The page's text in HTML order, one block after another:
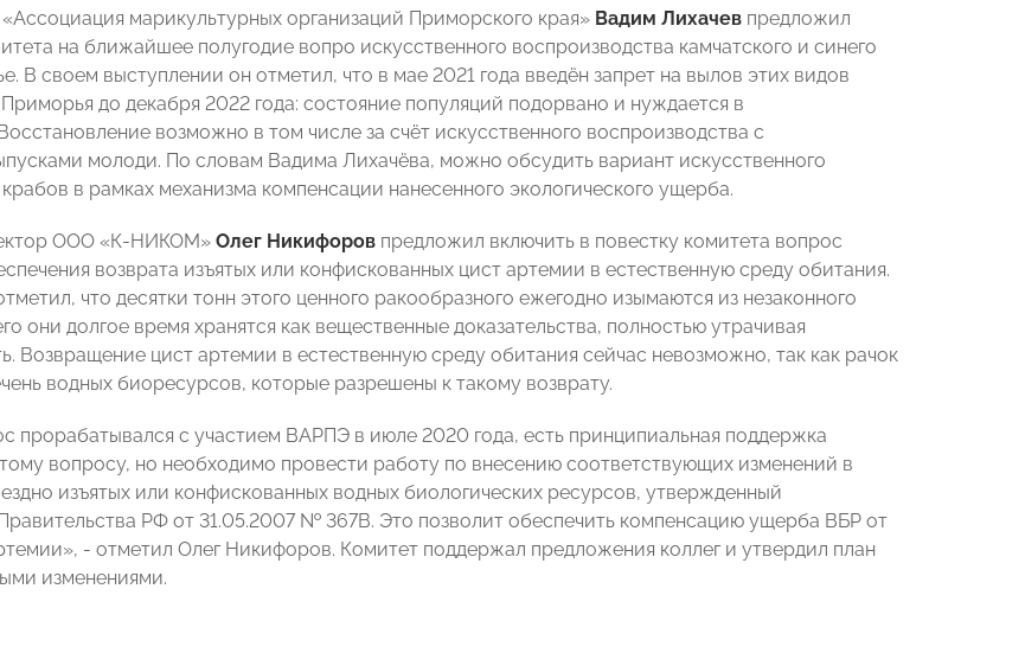
марикультурных организаций Приморского края» Вадим Лихачев предложил
на ближайшее полугодие вопро искусственного воспроизводства камчатского и синего
В своем выступлении он отметил, что в мае 2021 года введён запрет на вылов этих видов
до декабря 2022 года: состояние популяций подорвано и нуждается в
возможно в том числе за счёт искусственного воспроизводства с
молоди. По словам Вадима Лихачёва, можно обсудить вариант искусственного
в рамках механизма компенсации нанесенного экологического ущерба.
ООО «К-НИКОМ» Олег Никифоров предложил включить в повестку комитета вопрос
возврата изъятых или конфискованных цист артемии в естественную среду обитания.
что десятки тонн этого ценного ракообразного ежегодно изымаются из незаконного
они долгое время хранятся как вещественные доказательства, полностью утрачивая
Возвращение цист артемии в естественную среду обитания сейчас невозможно, так как рачок
водных биоресурсов, которые разрешены к такому возврату.
прорабатывался с участием ВАРПЭ в июле 2020 года, есть принципиальная поддержка
вопросу, но необходимо провести работу по внесению соответствующих изменений в
изъятых или конфискованных водных биологических ресурсов, утвержденный
РФ от 31.05.2007 № 367В. Это позволит обеспечить компенсацию ущерба ВБР от
- отметил Олег Никифоров. Комитет поддержал предложения коллег и утвердил план
изменениями.